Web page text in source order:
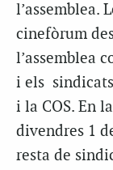
l’assemblea.
cinefòrum
l’assemblea
i els sindicats
i la COS. En
divendres 1
resta de